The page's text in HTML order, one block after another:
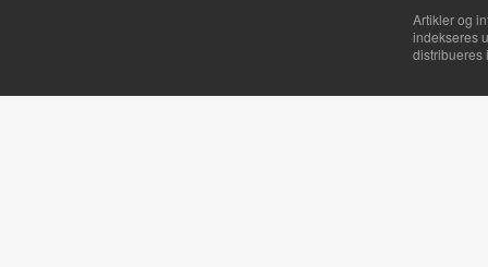
Artikler og
indekseres
distribueres